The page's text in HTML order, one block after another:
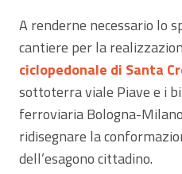
A renderne necessario lo
cantiere per la
ciclopedonale di Santa
sottoterra viale Piave e i
ferroviaria Bologna-
ridisegnare la
dell’esagono cittadino.